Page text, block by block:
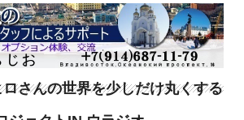
さんの世界を少しだけ丸くする